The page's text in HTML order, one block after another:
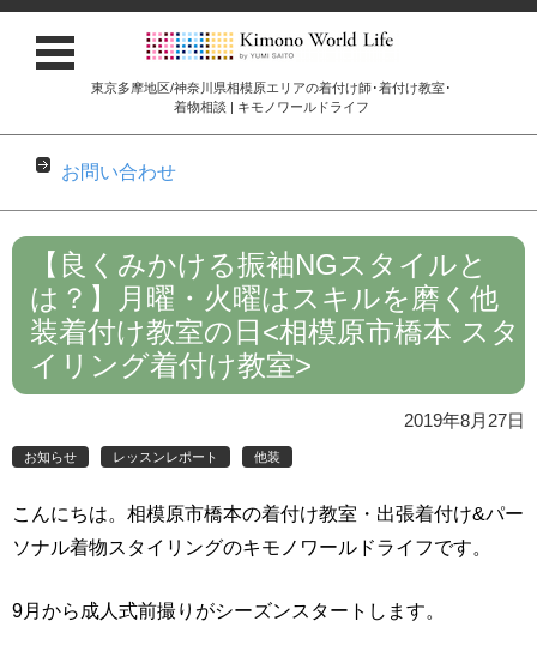
東京多摩地区/神奈川県相模原エリアの着付け師･着付け教室･
着物相談 | キモノワールドライフ
お問い合わせ
コンテンツに移動
【良くみかける振袖NGスタイルと
は？】月曜・火曜はスキルを磨く他
装着付け教室の日<相模原市橋本 スタ
イリング着付け教室>
2019年8月27日
お知らせ レッスンレポート 他装
こんにちは。相模原市橋本の着付け教室・出張着付け&パー
ソナル着物スタイリングのキモノワールドライフです。
9月から成人式前撮りがシーズンスタートします。